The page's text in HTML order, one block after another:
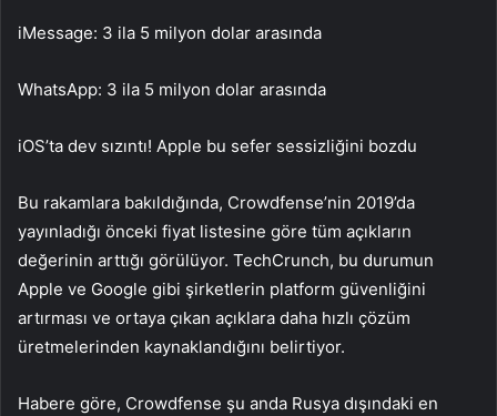
iMessage: 3 ila 5 milyon dolar arasında
WhatsApp: 3 ila 5 milyon dolar arasında
iOS’ta dev sızıntı! Apple bu sefer sessizliğini bozdu
Bu rakamlara bakıldığında, Crowdfense’nin 2019’da
yayınladığı önceki fiyat listesine göre tüm açıkların
değerinin arttığı görülüyor. TechCrunch, bu durumun
Apple ve Google gibi şirketlerin platform güvenliğini
artırması ve ortaya çıkan açıklara daha hızlı çözüm
üretmelerinden kaynaklandığını belirtiyor.
Habere göre, Crowdfense şu anda Rusya dışındaki en